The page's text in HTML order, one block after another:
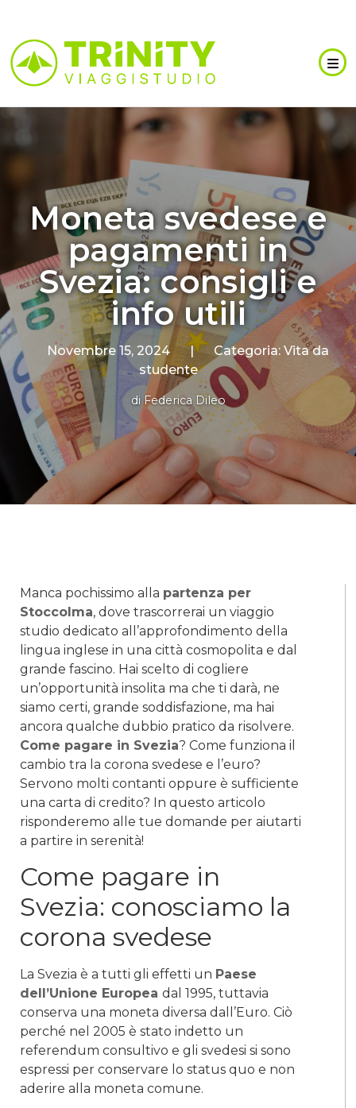
Moneta svedese e
pagamenti in
Svezia: consigli e
info utili
Novembre 15, 2024 | Categoria: Vita da
studente
diFederica Dileo
Manca pochissimo alla partenza per
Stoccolma, dove trascorrerai un viaggio
studio dedicato all’approfondimento della
lingua inglese in una città cosmopolita e dal
grande fascino. Hai scelto di cogliere
un’opportunità insolita ma che ti darà, ne
siamo certi, grande soddisfazione, ma hai
ancora qualche dubbio pratico da risolvere.
Come pagare in Svezia? Come funziona il
cambio tra la corona svedese e l’euro?
Servono molti contanti oppure è sufficiente
una carta di credito? In questo articolo
risponderemo alle tue domande per aiutarti
a partire in serenità!
Come pagare in
Svezia: conosciamo la
corona svedese
La Svezia è a tutti gli effetti un Paese
dell’Unione Europea dal 1995, tuttavia
conserva una moneta diversa dall’Euro. Ciò
perché nel 2005 è stato indetto un
referendum consultivo e gli svedesi si sono
espressi per conservare lo status quo e non
aderire alla moneta comune.